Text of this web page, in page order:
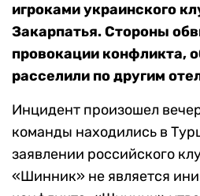
игроками украинского
Закарпатья. Стороны
провокации конфликта,
расселили по другим
Инцидент произошел
команды находились в
заявлении российского
«Шинник» не является